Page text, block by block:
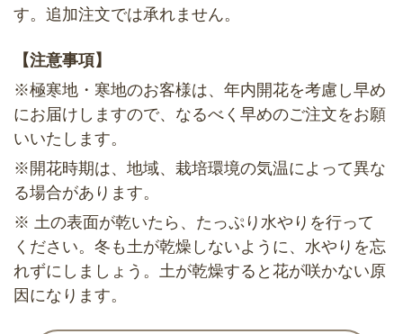
す。追加注文では承れません。
【注意事項】
※極寒地・寒地のお客様は、年内開花を考慮し早め
にお届けしますので、なるべく早めのご注文をお願
いいたします。
※開花時期は、地域、栽培環境の気温によって異な
る場合があります。
※ 土の表面が乾いたら、たっぷり水やりを行って
ください。冬も土が乾燥しないように、水やりを忘
れずにしましょう。土が乾燥すると花が咲かない原
因になります。